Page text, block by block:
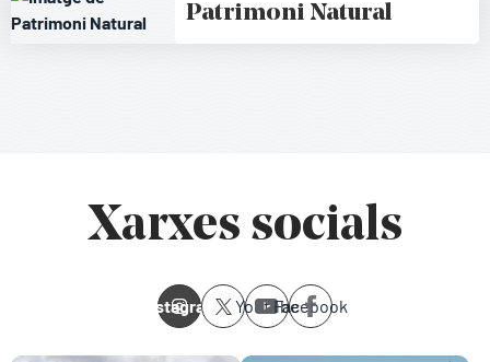
Patrimoni Natural
Xarxes socials
Instagram YoutubeFacebook